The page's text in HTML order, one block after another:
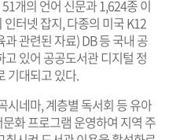
개의 언어 신문과 1,624종 이
터넷 잡지, 다종의 미국 K12
관련된 자료) DB 등 국내 공
있어 공공도서관 디지털 정
기대되고 있다.
시네마, 계층별 독서회 등 유아
화 프로그램 운영하여 지역 주